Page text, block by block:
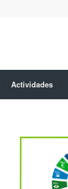
Actividades